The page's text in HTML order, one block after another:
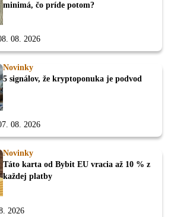
minimá, čo príde potom?
08. 2026
Novinky
5 signálov, že kryptoponuka je podvod
08. 2026
Novinky
Táto karta od Bybit EU vracia až 10 % z
každej platby
2026